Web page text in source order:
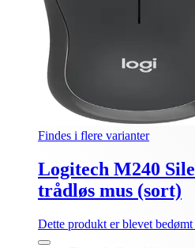
Findes i flere varianter
Logitech M240
trådløs mus (sort)
Dette produkt er blevet